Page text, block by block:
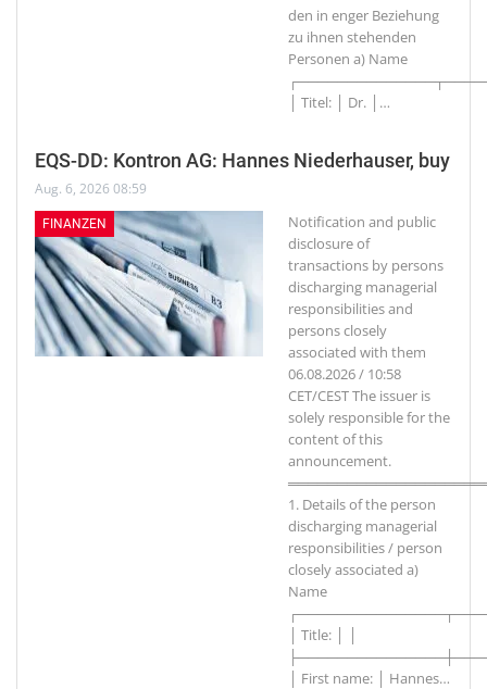
den in enger Beziehung
zu ihnen stehenden
Personen a) Name
│ Titel: │ Dr. │ …
EQS-DD: Kontron AG: Hannes Niederhauser, buy
Aug. 6, 2026 08:59
FINANZEN
Notification and public
disclosure of
transactions by persons
discharging managerial
responsibilities and
persons closely
associated with them
06.08.2026 / 10:58
CET/CEST The issuer is
solely responsible for the
content of this
announcement.
1. Details of the person
discharging managerial
responsibilities / person
closely associated a)
Name
│ Title: │ │
│ First name: │ Hannes…